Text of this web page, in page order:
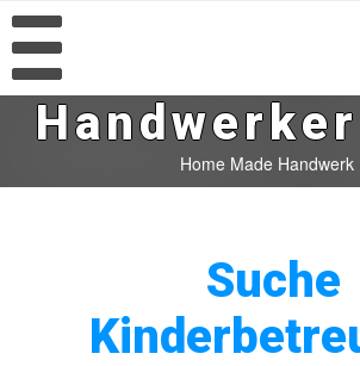
Home Made Handwerk
Suche